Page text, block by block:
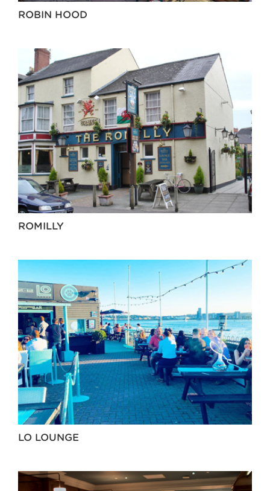
ROBIN HOOD
ROMILLY
LO LOUNGE